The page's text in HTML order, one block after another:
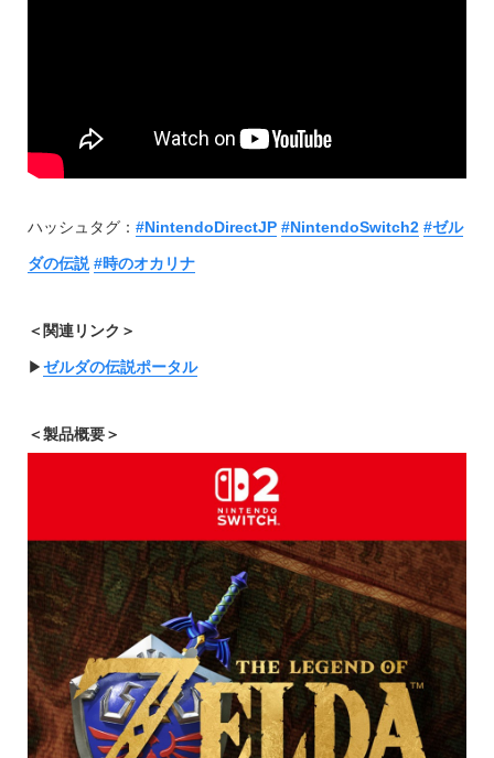
ハッシュタグ： #NintendoDirectJP #NintendoSwitch2 #ゼル
ダの伝説 #時のオカリナ
＜関連リンク＞
▶︎ゼルダの伝説ポータル
＜製品概要＞